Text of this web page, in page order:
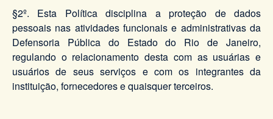
§2º. Esta Política disciplina a proteção de dados
pessoais nas atividades funcionais e administrativas da
Defensoria Pública do Estado do Rio de Janeiro,
regulando o relacionamento desta com as usuárias e
usuários de seus serviços e com os integrantes da
instituição, fornecedores e quaisquer terceiros.